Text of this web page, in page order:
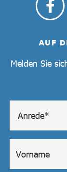
AUF
Melden Sie